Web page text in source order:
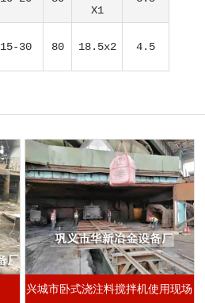
X1
15-30 80 18.5x2 4.5
兴城市卧式浇注料搅拌机使用现场